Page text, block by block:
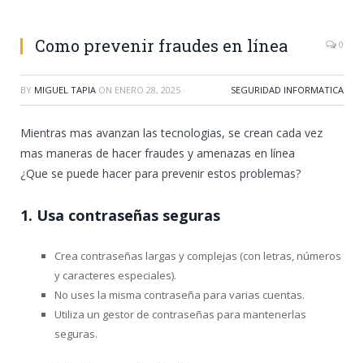
Como prevenir fraudes en línea 0
BY MIGUEL TAPIA ON ENERO 28, 2025 · SEGURIDAD INFORMATICA
Mientras mas avanzan las tecnologias, se crean cada vez
mas maneras de hacer fraudes y amenazas en línea
¿Que se puede hacer para prevenir estos problemas?
1. Usa contraseñas seguras
Crea contraseñas largas y complejas (con letras, números
y caracteres especiales).
No uses la misma contraseña para varias cuentas.
Utiliza un gestor de contraseñas para mantenerlas
seguras.